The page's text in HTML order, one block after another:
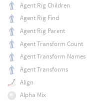
Agent Rig Children
Agent Rig Find
Agent Rig Parent
Agent Transform Count
Agent Transform Names
Agent Transforms
Align
Alpha Mix